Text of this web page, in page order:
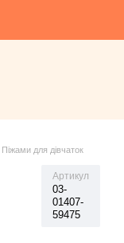
Піжами для дівчаток
Артикул
03-
01407-
59475